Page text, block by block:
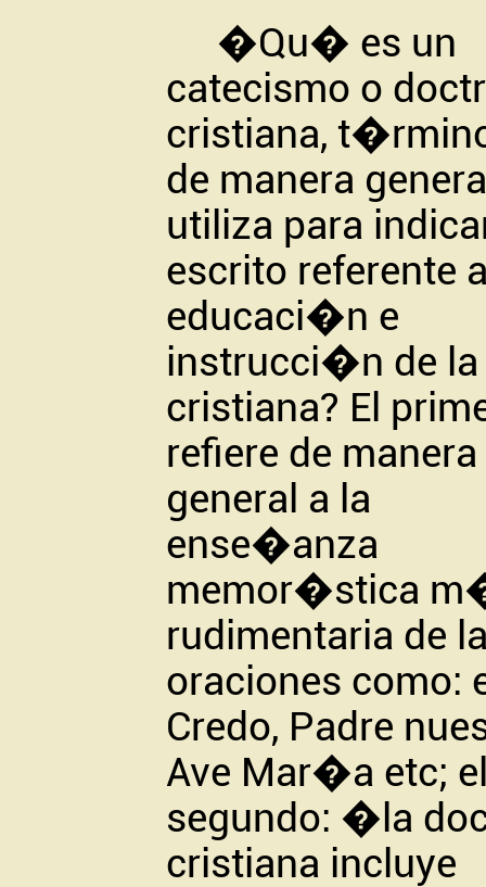
�Qu� es un
catecismo o
cristiana,
de manera
utiliza para
escrito referente
educaci�n e
instrucci�n de la
cristiana? El
refiere de manera
general a la
ense�anza
memor�stica
rudimentaria de
oraciones como:
Credo, Padre
Ave Mar�a etc;
segundo: �la
cristiana incluye